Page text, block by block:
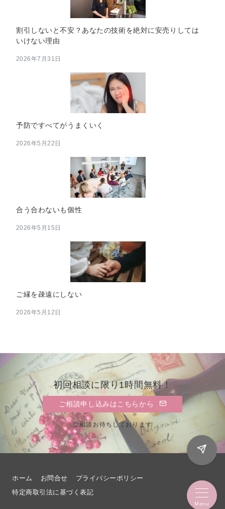
割引しないと不安？あなたの技術を絶対に安売りしては
いけない理由
2026年7月31日
予防ですべてがうまくいく
2026年5月22日
合う合わないも個性
2026年5月15日
ご縁を疎遠にしない
2026年5月12日
初回相談に限り1時間無料！
ご相談申し込みはこちらから
ご相談お待ちしております
ホーム お問合せ
プライバシーポリシー
特定商取引法に基づく表記
Menu